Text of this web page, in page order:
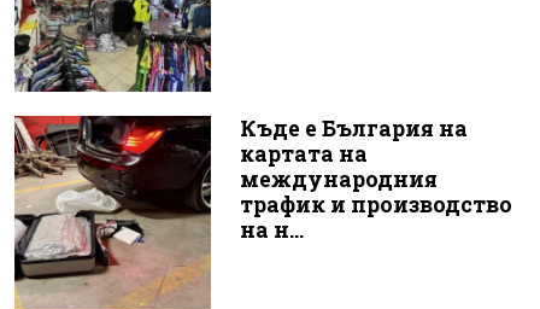
Къде е България на
картата на
международния
трафик и производство
на н...